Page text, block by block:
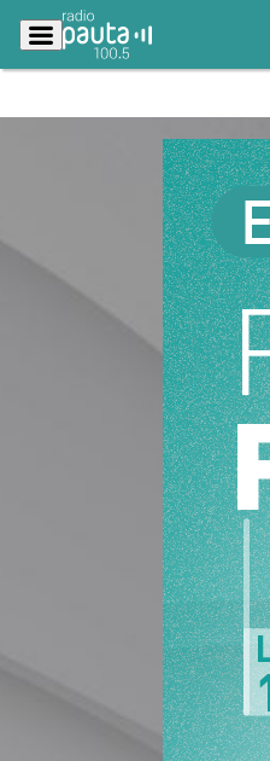
Radio en vivo
Tendencias
Entretención y Cultura
Dato en Pauta
Contenido Patrocinado